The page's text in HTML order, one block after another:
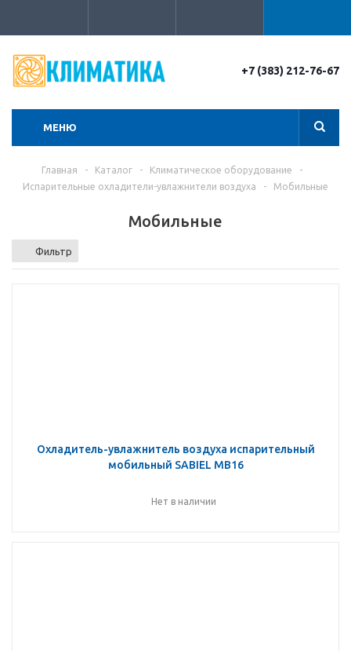
+7 (383) 212-76-67
МЕНЮ
Главная - Каталог - Климатическое оборудование
-
Испарительные охладители-увлажнители воздуха
- Мобильные
Мобильные
Фильтр
Охладитель-увлажнитель воздуха испарительный
мобильный SABIEL MB16
Нет в наличии